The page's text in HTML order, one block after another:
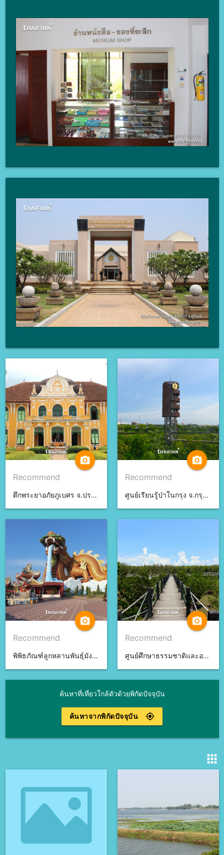
camera_alt
Recommend
ตึกพระยาอภัยภูเบศร จ.ปราจีนบุรี
camera_alt
Recommend
ศูนย์เรียนรู้ป่าในกรุง จ.กรุงเทพมหานคร
camera_alt
Recommend
พิพิธภัณฑ์ลูกหลานพันธุ์มังกร จ.สุพรรณบุรี
camera_alt
Recommend
ศูนย์ศึกษาธรรมชาติและอนุรักษ์ป่าชายเลน จ.ชลบุรี
ค้นหาที่เที่ยวใกล้ตัวด้วยพิกัดปัจจุบัน
gps_fixed
ค้นหาจากพิกัดปัจจุบัน
apps